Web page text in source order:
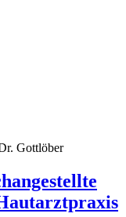
Gottlöber